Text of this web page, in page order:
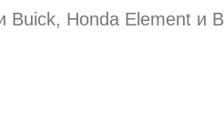
Buick, Honda Element и